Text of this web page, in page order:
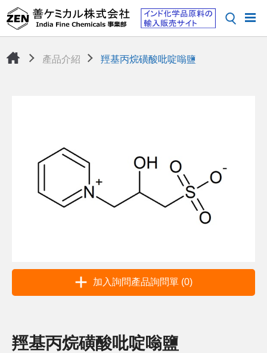
產品介紹 羥基丙烷磺酸吡啶嗡鹽
加入詢問產品詢問單 (0)
羥基丙烷磺酸吡啶嗡鹽